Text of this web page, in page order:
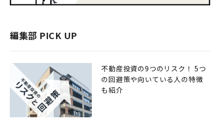
編集部 PICK UP
不動産投資の9つのリスク！ 5つ
の回避策や向いている人の特徴
も紹介